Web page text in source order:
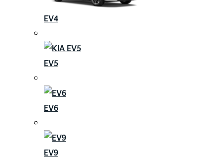
EV4
EV5
EV6
EV9